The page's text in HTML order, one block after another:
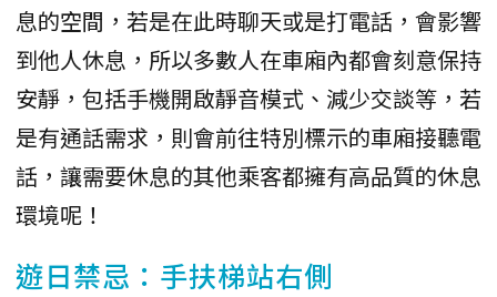
息的空間，若是在此時聊天或是打電話，會影響
到他人休息，所以多數人在車廂內都會刻意保持
安靜，包括手機開啟靜音模式、減少交談等，若
是有通話需求，則會前往特別標示的車廂接聽電
話，讓需要休息的其他乘客都擁有高品質的休息
環境呢！
遊日禁忌：手扶梯站右側